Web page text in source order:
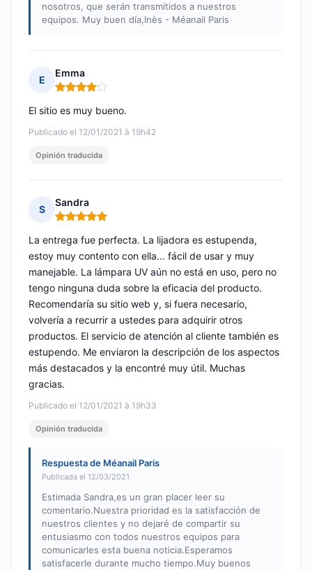
nosotros, que serán transmitidos a nuestros
equipos. Muy buen día,Inès - Méanail Paris
E
Emma
Nota: 4 de 5
Publicado el 12/01/2021 à 19h42
El sitio es muy bueno.
Opinión traducida
S
Sandra
Nota: 5 de 5
Publicado el 12/01/2021 à 19h33
La entrega fue perfecta. La lijadora es estupenda,
estoy muy contento con ella... fácil de usar y muy
manejable. La lámpara UV aún no está en uso, pero no
tengo ninguna duda sobre la eficacia del producto.
Recomendaría su sitio web y, si fuera necesario,
volvería a recurrir a ustedes para adquirir otros
productos. El servicio de atención al cliente también es
estupendo. Me enviaron la descripción de los aspectos
más destacados y la encontré muy útil. Muchas
gracias.
Opinión traducida
Respuesta de Méanail Paris
Publicada el 12/03/2021
Estimada Sandra,es un gran placer leer su
comentario.Nuestra prioridad es la satisfacción de
nuestros clientes y no dejaré de compartir su
entusiasmo con todos nuestros equipos para
comunicarles esta buena noticia.Esperamos
satisfacerle durante mucho tiempo.Muy buenos